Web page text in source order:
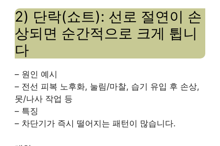
2) 단락(쇼트): 선로 절연이 손
상되면 순간적으로 크게 튑니
다
– 원인 예시
– 전선 피복 노후화, 눌림/마찰, 습기 유입 후 손상,
못/나사 작업 등
– 특징
– 차단기가 즉시 떨어지는 패턴이 많습니다.